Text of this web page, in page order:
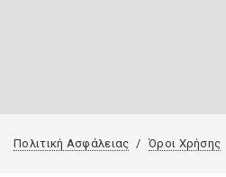
Πολιτική Ασφάλειας Όροι Χρήσης